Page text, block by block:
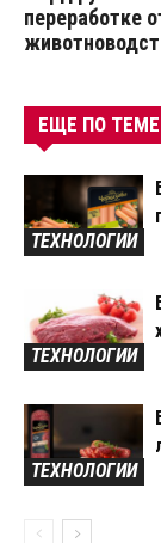
переработке
ЕЩЕ ПО ТЕМЕ
ТЕХНОЛОГИИ
ТЕХНОЛОГИИ
ТЕХНОЛОГИИ